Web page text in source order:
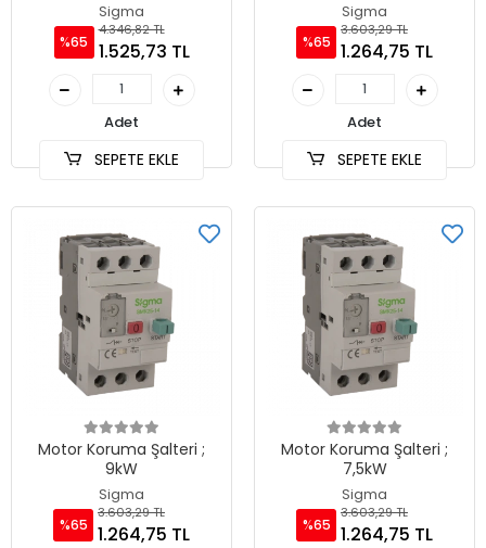
Sigma
%65
4.346,82 TL
1.525,73 TL
Adet
SEPETE EKLE
Sigma
%65
3.603,29 TL
1.264,75 TL
Adet
SEPETE EKLE
Motor Koruma Şalteri ;
9kW
Sigma
%65
3.603,29 TL
1.264,75 TL
Motor Koruma Şalteri ;
7,5kW
Sigma
%65
3.603,29 TL
1.264,75 TL